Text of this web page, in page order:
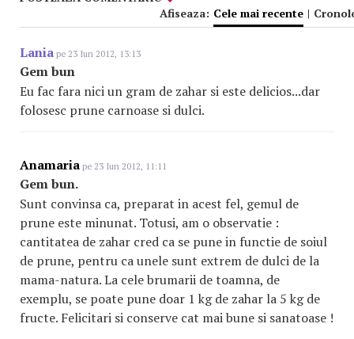
Afiseaza: Cele mai recente |
Lania pe 23 Iun 2012, 13:13
Gem bun
Eu fac fara nici un gram de zahar si este delicios...dar
folosesc prune carnoase si dulci.
Anamaria pe 23 Iun 2012, 11:11
Gem bun.
Sunt convinsa ca, preparat in acest fel, gemul de
prune este minunat. Totusi, am o observatie :
cantitatea de zahar cred ca se pune in functie de soiul
de prune, pentru ca unele sunt extrem de dulci de la
mama-natura. La cele brumarii de toamna, de
exemplu, se poate pune doar 1 kg de zahar la 5 kg de
fructe. Felicitari si conserve cat mai bune si sanatoase !